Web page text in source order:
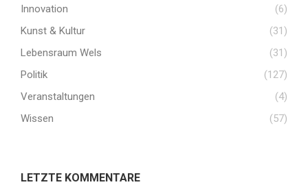
Innovation
(6)
Kunst & Kultur
(31)
Lebensraum Wels
(31)
Politik
(127)
Veranstaltungen
(4)
Wissen
(57)
LETZTE KOMMENTARE